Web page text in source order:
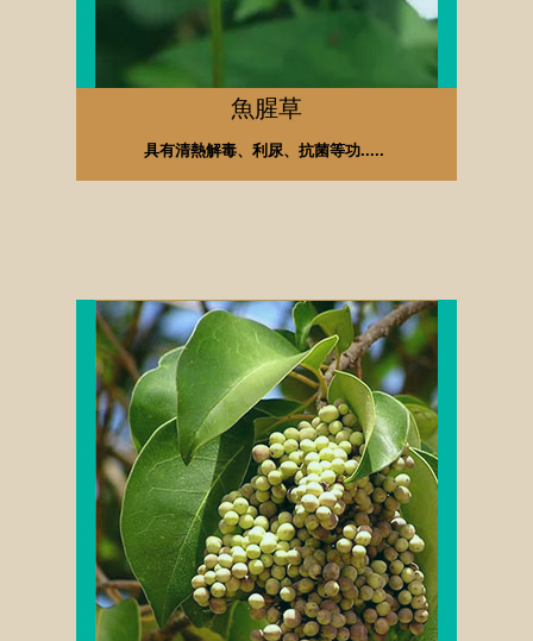
魚腥草
具有清熱解毒、利尿、抗菌等功.....